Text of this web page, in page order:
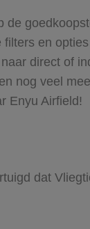
en
direct of
nog veel
Enyu Airfield!
dat